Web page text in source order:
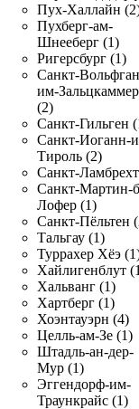
Пух-Халлайн
Пухберг-ам-
Шнееберг (1)
Ригерсбург (1)
Санкт-
им-
(2)
Санкт-Гильген
Санкт-Иоганн-
Тироль (2)
Санкт-
Санкт-Мартин-
Лофер (1)
Санкт-Пёльтен
Тальгау (1)
Туррахер Хёэ
Хайлигенблут
Хальванг (1)
Хартберг (1)
Хоэнтауэрн (4)
Целль-ам-Зе (1)
Штадль-ан-дер-
Мур (1)
Эггендорф-им-
Траункрайс (1)